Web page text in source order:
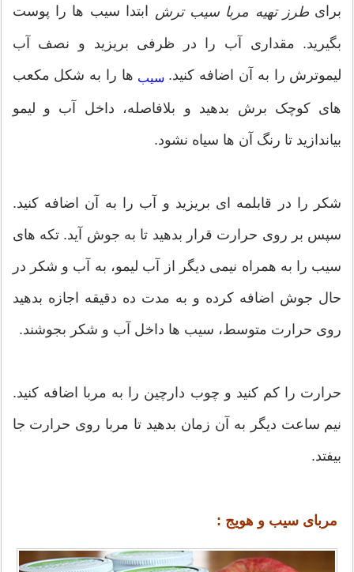
برای طرز تهیه مربا سیب ترش ابتدا سیب ها را پوست
بگیرید‌. مقداری آب را در ظرفی بریزید و نصف آب
لیموترش را به آن اضافه کنید. سیب ها را به شکل مکعب
های کوچک برش بدهید و بلافاصله، داخل آب و لیمو
بیاندازید تا رنگ آن ها سیاه نشود.
شکر را در قابلمه ای بریزید و آب را به آن اضافه کنید.
سپس بر روی حرارت قرار بدهید تا به جوش آید. تکه های
سیب را به همراه نیمی دیگر از آب لیمو، به آب و شکر در
حال جوش اضافه کرده و به مدت ده دقیقه اجازه بدهید
روی حرارت متوسط، سیب ها داخل آب و شکر بجوشند.
حرارت را کم کنید و چوب دارچین را به مربا اضافه کنید.
نیم ساعت دیگر به آن زمان بدهید تا مربا روی حرارت جا
بیفتد.
مربای سیب و هویج :